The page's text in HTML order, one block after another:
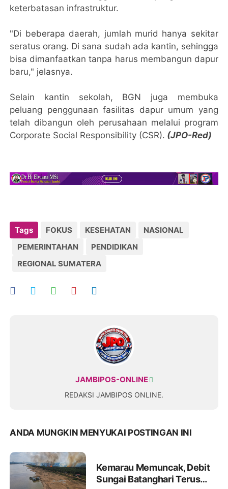
keterbatasan infrastruktur.
"Di beberapa daerah, jumlah murid hanya sekitar
seratus orang. Di sana sudah ada kantin, sehingga
bisa dimanfaatkan tanpa harus membangun dapur
baru," jelasnya.
Selain kantin sekolah, BGN juga membuka
peluang penggunaan fasilitas dapur umum yang
telah dibangun oleh perusahaan melalui program
Corporate Social Responsibility (CSR). (JPO-Red)
Tags FOKUS KESEHATAN
NASIONAL
PEMERINTAHAN
PENDIDIKAN
REGIONAL SUMATERA
JAMBIPOS-ONLINE
REDAKSI JAMBIPOS ONLINE.
ANDA MUNGKIN MENYUKAI POSTINGAN INI
Kemarau Memuncak, Debit
Sungai Batanghari Terus